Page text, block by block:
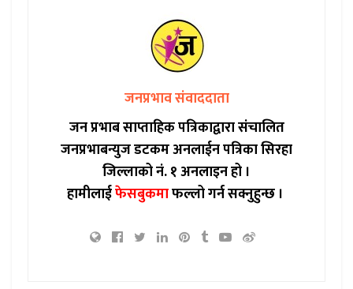
जनप्रभाव संवाददाता
जन प्रभाब साप्ताहिक पत्रिकाद्वारा संचालित
जनप्रभाबन्युज डटकम अनलाईन पत्रिका सिरहा
जिल्लाको नं. १ अनलाइन हो ।
हामीलाईफेसबुकमाफल्लो गर्न सक्नुहुन्छ ।